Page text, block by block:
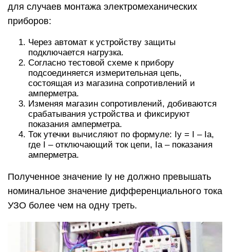
для случаев монтажа электромеханических
приборов:
Через автомат к устройству защиты
подключается нагрузка.
Согласно тестовой схеме к прибору
подсоединяется измерительная цепь,
состоящая из магазина сопротивлений и
амперметра.
Изменяя магазин сопротивлений, добиваются
срабатывания устройства и фиксируют
показания амперметра.
Ток утечки вычисляют по формуле: Iу = I – Iа,
где I – отключающий ток цепи, Iа – показания
амперметра.
Полученное значение Iу не должно превышать
номинальное значение дифференциального тока
УЗО более чем на одну треть.